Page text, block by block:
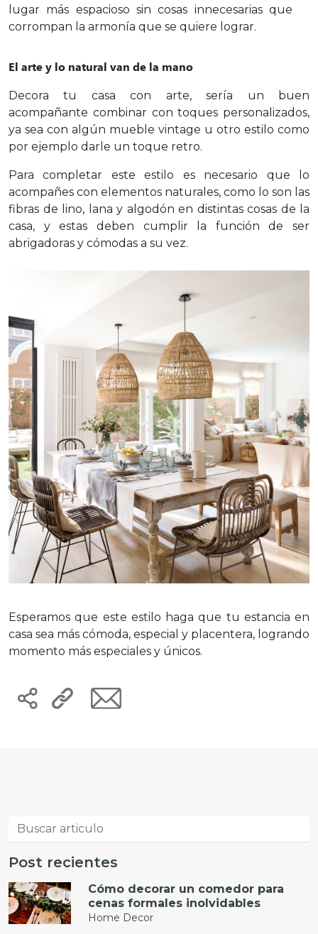
lugar más espacioso sin cosas innecesarias que
corrompan la armonía que se quiere lograr.
El arte y lo natural van de la mano
Decora tu casa con arte, sería un buen
acompañante combinar con toques personalizados,
ya sea con algún mueble vintage u otro estilo como
por ejemplo darle un toque retro.
Para completar este estilo es necesario que lo
acompañes con elementos naturales, como lo son las
fibras de lino, lana y algodón en distintas cosas de la
casa, y estas deben cumplir la función de ser
abrigadoras y cómodas a su vez.
Esperamos que este estilo haga que tu estancia en
casa sea más cómoda, especial y placentera, logrando
momento más especiales y únicos.
Post recientes
Cómo decorar un comedor para
cenas formales inolvidables
Home Decor